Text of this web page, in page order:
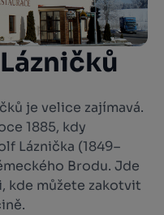
je velice zajímavá.
1885, kdy
Láznička (1849–
Brodu. Jde
kde můžete zakotvit